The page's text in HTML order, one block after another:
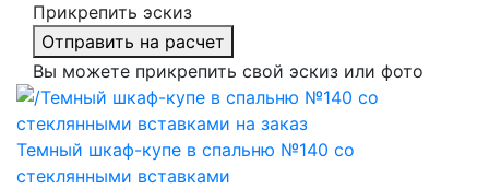
Прикрепить эскиз
Отправить на расчет
Вы можете прикрепить свой эскиз или фото
Темный шкаф-купе в спальню №140 со
стеклянными вставками